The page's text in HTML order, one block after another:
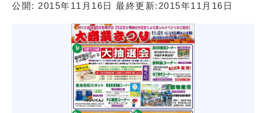
公開: 2015年11月16日 最終更新: 2015年11月16日